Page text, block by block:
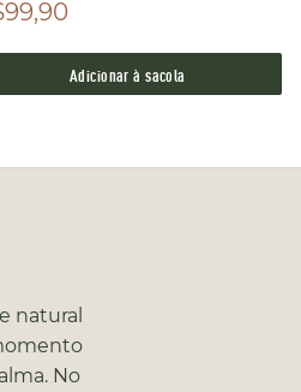
Adicionar à sacola
natural
No